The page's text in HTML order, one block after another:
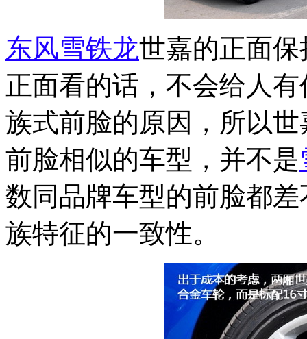
东风雪铁龙世嘉的正面
正面看的话，不会给人
族式前脸的原因，所以
前脸相似的车型，并不是
数同品牌车型的前脸都
族特征的一致性。